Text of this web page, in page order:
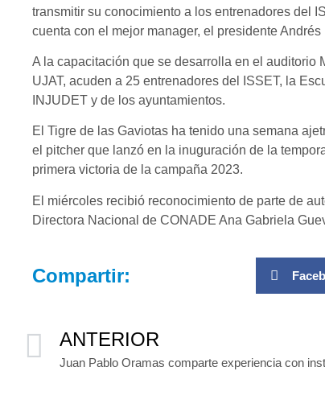
transmitir su conocimiento a los entrenadores del
cuenta con el mejor manager, el presidente
A la capacitación que se desarrolla en el auditorio
UJAT, acuden a 25 entrenadores del ISSET, la
INJUDET y de los ayuntamientos.
El Tigre de las Gaviotas ha tenido una semana
el pitcher que lanzó en la inuguración de la
primera victoria de la campaña 2023.
El miércoles recibió reconocimiento de parte de
Directora Nacional de CONADE Ana Gabriela
Compartir:
ANTERIOR